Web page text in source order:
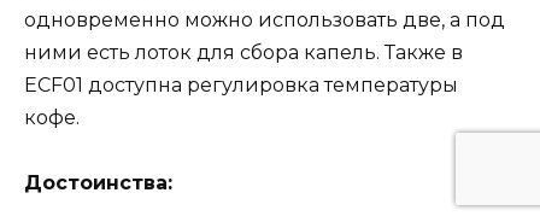
одновременно можно использовать две, а под
ними есть лоток для сбора капель. Также в
ECF01 доступна регулировка температуры
кофе.
Достоинства: